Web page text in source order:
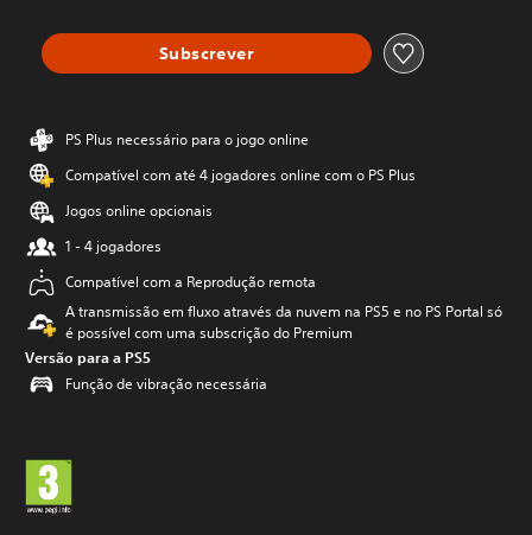
Subscrever
PS Plus necessário para o jogo online
Compatível com até 4 jogadores online com o PS Plus
Jogos online opcionais
1 - 4 jogadores
Compatível com a Reprodução remota
A transmissão em fluxo através da nuvem na PS5 e no PS Portal só
é possível com uma subscrição do Premium
Versão para a PS5
Função de vibração necessária